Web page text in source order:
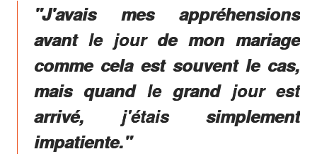
"J'avais mes appréhensions
avant le jour de mon mariage
comme cela est souvent le cas,
mais quand le grand jour est
arrivé, j'étais simplement
impatiente."